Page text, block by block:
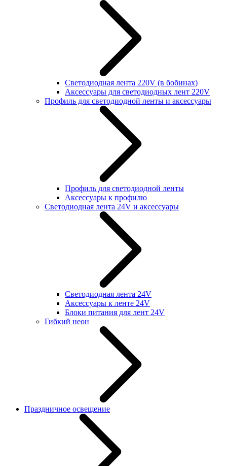
Светодиодная лента 220V (в бобинах)
Аксессуары для светодиодных лент 220V
Профиль для светодиодной ленты и аксессуары
Профиль для светодиодной ленты
Аксессуары к профилю
Светодиодная лента 24V и аксессуары
Светодиодная лента 24V
Аксессуары к ленте 24V
Блоки питания для лент 24V
Гибкий неон
Праздничное освещение